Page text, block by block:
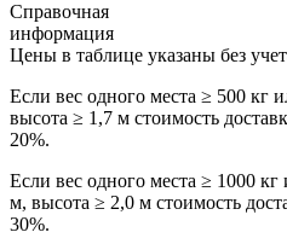
Справочная
информация
Цены в таблице указаны без
Если вес одного места ≥ 500 кг
высота ≥ 1,7 м стоимость
20%.
Если вес одного места ≥ 1000
м, высота ≥ 2,0 м стоимость
30%.